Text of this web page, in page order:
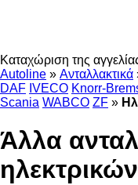
Καταχώριση της
Autoline » Ανταλλακτικά
DAF IVECO Knorr-
Scania WABCO ZF »
Άλλα